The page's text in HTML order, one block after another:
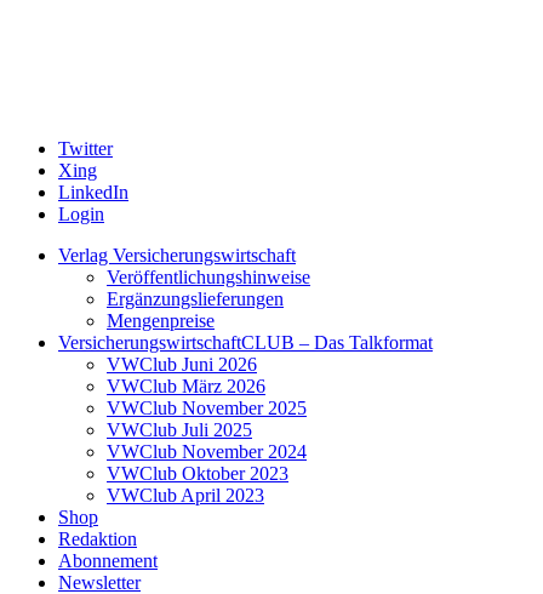
Twitter
Xing
LinkedIn
Login
Verlag Versicherungswirtschaft
Veröffentlichungshinweise
Ergänzungslieferungen
Mengenpreise
VersicherungswirtschaftCLUB – Das Talkformat
VWClub Juni 2026
VWClub März 2026
VWClub November 2025
VWClub Juli 2025
VWClub November 2024
VWClub Oktober 2023
VWClub April 2023
Shop
Redaktion
Abonnement
Newsletter